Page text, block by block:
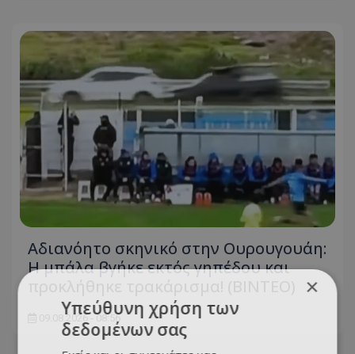
Αδιανόητο σκηνικό στην Ουρουγουάη:
Η μπάλα βγήκε εκτός γηπέδου και
09.08.2026 - 08:56
×
Υπεύθυνη χρήση των
δεδομένων σας